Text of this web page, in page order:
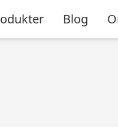
Blog